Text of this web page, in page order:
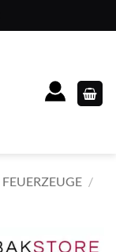
FEUERZEUGE /